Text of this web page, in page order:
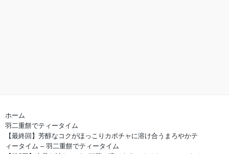
ホーム
羽二重餅でティータイム
【最終回】芳醇なコクがほっこりカボチャに溶け合うまろやかテ
ィータイム – 羽二重餅でティータイム